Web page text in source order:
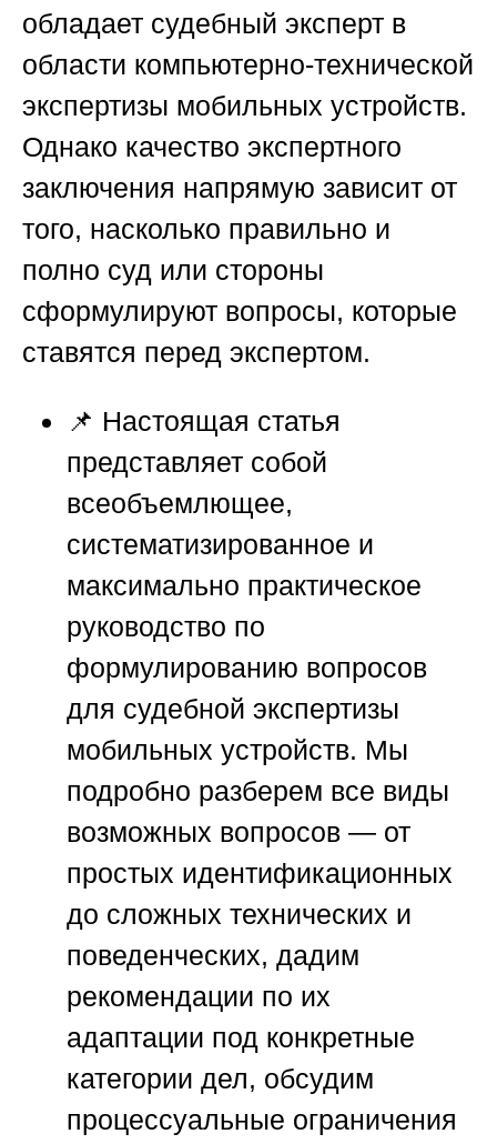
обладает судебный эксперт в
области компьютерно-технической
экспертизы мобильных устройств.
Однако качество экспертного
заключения напрямую зависит от
того, насколько правильно и
полно суд или стороны
сформулируют вопросы, которые
ставятся перед экспертом.
📌 Настоящая статья
представляет собой
всеобъемлющее,
систематизированное и
максимально практическое
руководство по
формулированию вопросов
для судебной экспертизы
мобильных устройств. Мы
подробно разберем все виды
возможных вопросов — от
простых идентификационных
до сложных технических и
поведенческих, дадим
рекомендации по их
адаптации под конкретные
категории дел, обсудим
процессуальные ограничения